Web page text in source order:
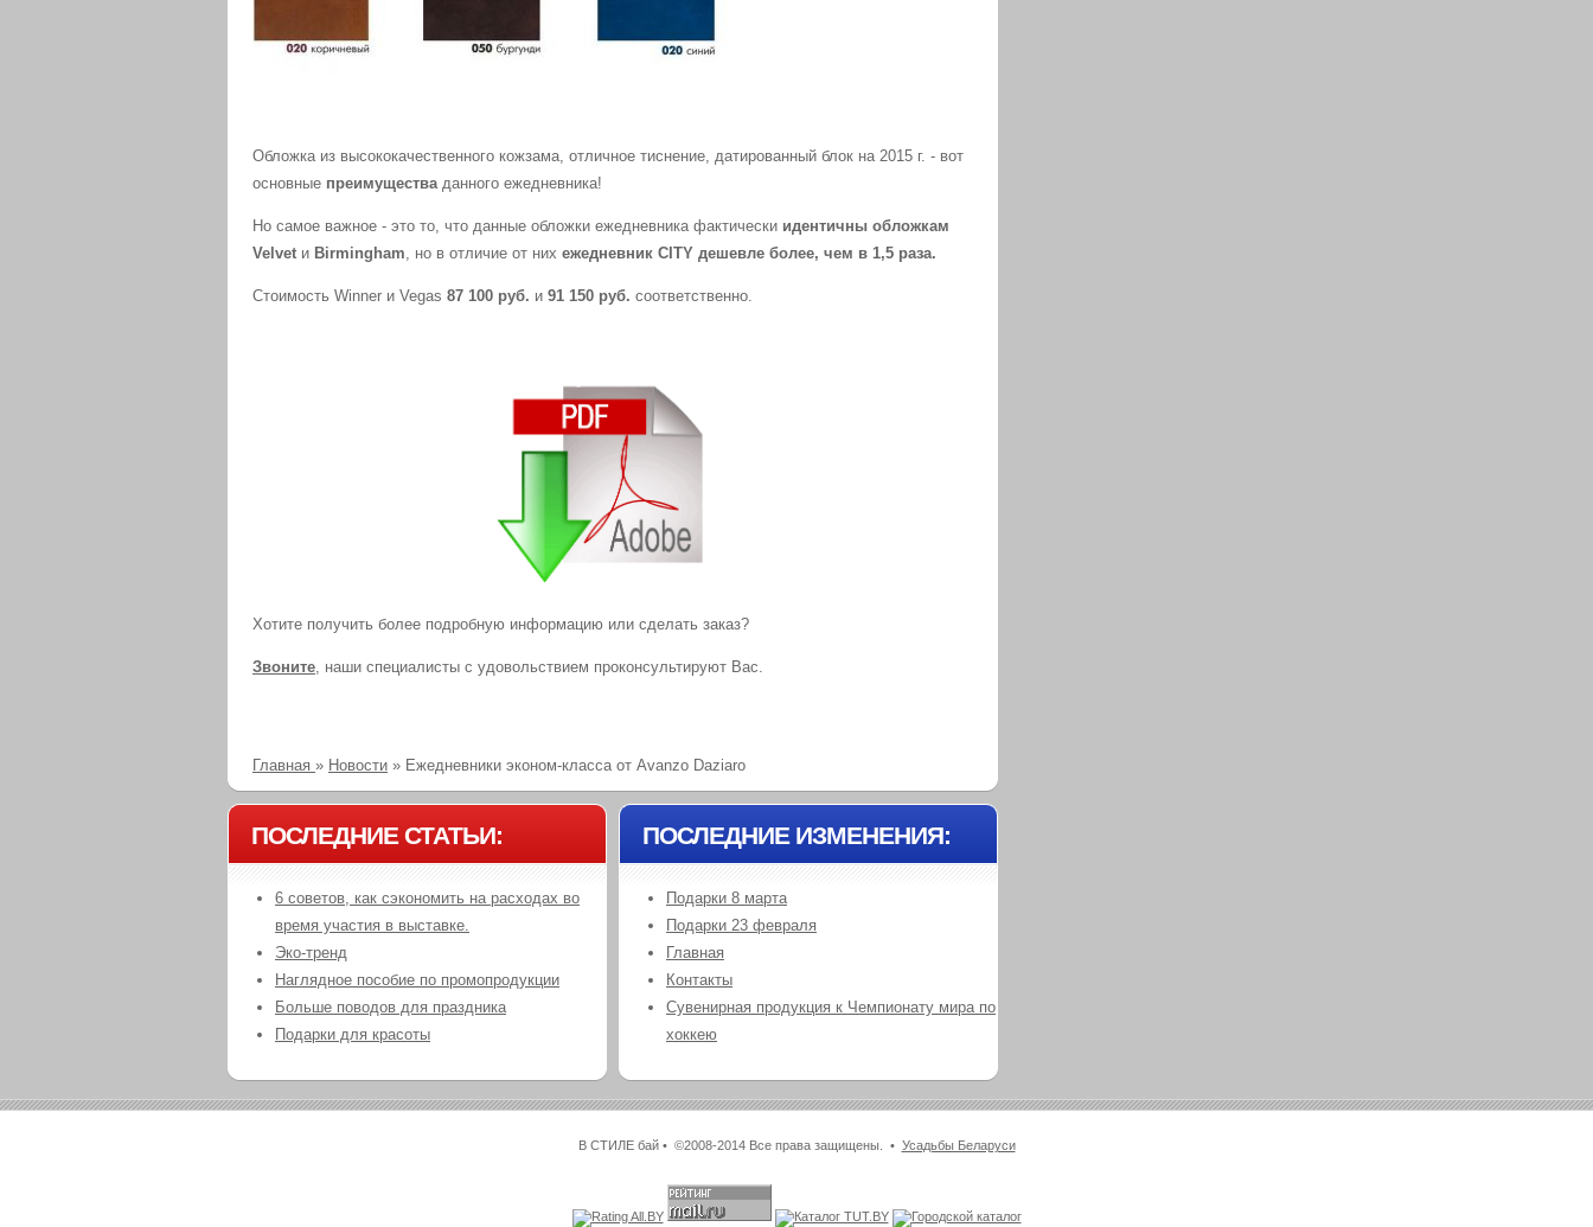
Обложка из высококачественного кожзама, отличное тиснение, датированный блок на 2015 г. - вот
основные преимущества данного ежедневника!
Но самое важное - это то, что данные обложки ежедневника фактически идентичны обложкам
Velvet и Birmingham , но в отличие от них ежедневник CITY дешевле более, чем в 1,5 раза.
Стоимость Winner и Vegas 87 100 руб. и 91 150 руб. соответственно.
Хотите получить более подробную информацию или сделать заказ?
Звоните , наши специалисты с удовольствием проконсультируют Вас.
Главная » Новости » Ежедневники эконом-класса от Avanzo Daziaro
ПОСЛЕДНИЕ СТАТЬИ:
6 советов, как сэкономить на расходах во
время участия в выставке.
Эко-тренд
Наглядное пособие по промопродукции
Больше поводов для праздника
Подарки для красоты
ПОСЛЕДНИЕ ИЗМЕНЕНИЯ:
Подарки 8 марта
Подарки 23 февраля
Главная
Контакты
Сувенирная продукция к Чемпионату мира по
хоккею
В СТИЛЕ бай • ©2008-2014 Все права защищены. • Усадьбы Беларуси